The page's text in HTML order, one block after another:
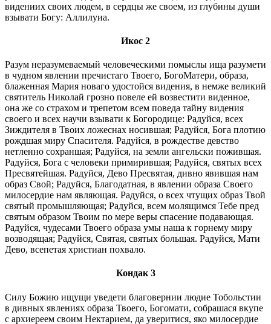
видениих своих людем, в сердцы же своем, из глубины души
взывати Богу: Аллилуиа.
Икос 2
Разум неразумеваемый человеческими помыслы ища разумети
в чудном явлении пречистаго Твоего, БогоМатери, образа,
блаженная Мария новаго удостойся видения, в немже великий
святитель Николай грозно повеле ей возвестити виденное,
она же со страхом и трепетом всем поведа тайну видения
своего и всех научи взывати к Богородице: Радуйся, всех
Зиждителя в Твоих ложеснах носившая; Радуйся, Бога плотию
рождшая миру Спасителя. Радуйся, в рождестве девство
нетленно сохраншая; Радуйся, на земли ангельски пожившая.
Радуйся, Бога с человеки примирившая; Радуйся, святых всех
Пресвятейшая. Радуйся, Дево Пресвятая, дивно явившая нам
образ Свой; Радуйся, Благодатная, в явлении образа Своего
милосердие нам являющая. Радуйся, о всех чтущих образ Твой
святый промышляющая; Радуйся, всем молящимся Тебе пред
святым образом Твоим по мере веры спасение подавающая.
Радуйся, чудесами Твоего образа умы наша к горнему миру
возводящая; Радуйся, Святая, святых большая. Радуйся, Мати
Дево, всепетая христиан похвало.
Кондак 3
Силу Божию ищущи уведети благовернии людие Тобольстии
в дивных явлениях образа Твоего, Богомати, собрашася вкупе
с архиереем своим Нектарием, да уверитися, яко милосердие